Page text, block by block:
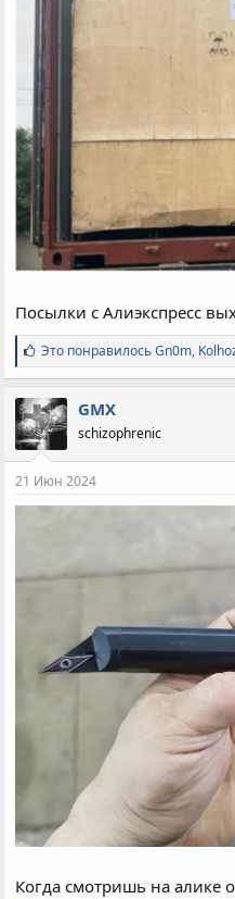
Посылки с Алиэкспресс
С
и
м
п
а
т
и
:
Это понравилосьGn0m,
GMX
schizophrenic
21 Июн 2024
Когда смотришь на алике